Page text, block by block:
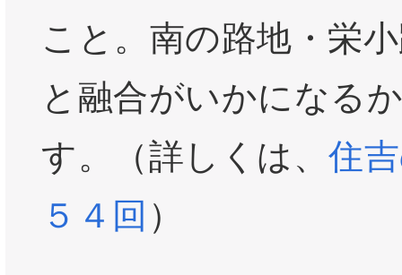
こと。南の路地・栄
と融合がいかになる
す。（詳しくは、 住
５４回 ）